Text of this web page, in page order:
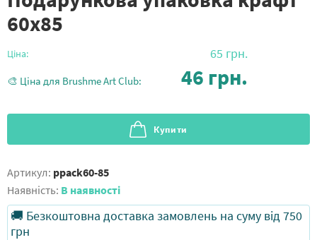
60х85
Ціна: 65 грн.
🎨 Ціна для Brushme Art Club: 46 грн.
Купити
Артикул: ppack60-85
Наявність: В наявності
🚚 Безкоштовна доставка замовлень на суму від 750
грн